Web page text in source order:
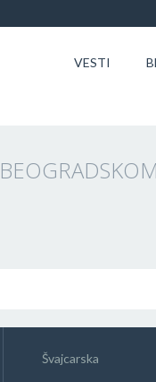
VESTI
Švajcarska